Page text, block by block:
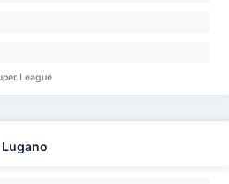
League
Lugano